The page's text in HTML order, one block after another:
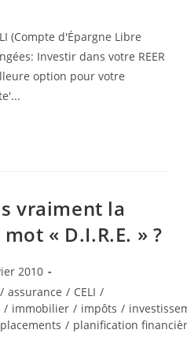
(Compte d'Épargne Libre
Investir dans votre REER
option pour votre
vraiment la
« D.I.R.E. » ?
2010
/ assurance / CELI /
/ immobilier / impôts /
placements / planification